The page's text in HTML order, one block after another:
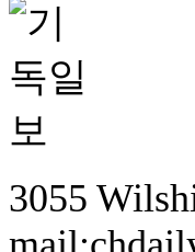
3055